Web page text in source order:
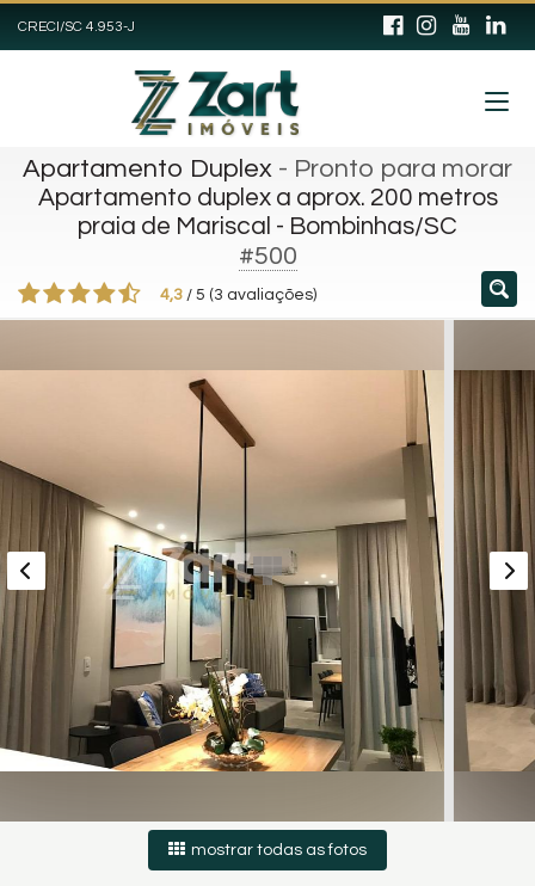
CRECI/SC 4.953-J
Apartamento Duplex - Pronto para morar
Apartamento duplex a aprox. 200 metros
praia de Mariscal - Bombinhas/SC
#500
4,3 / 5 (3 avaliações)
mostrar todas as fotos